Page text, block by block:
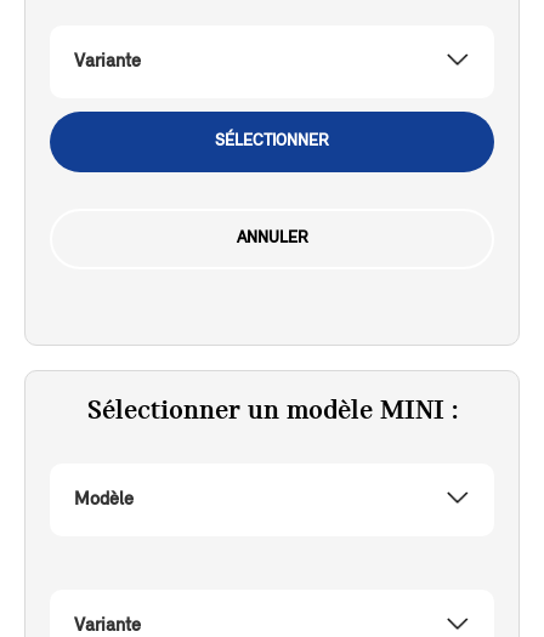
Variante
SÉLECTIONNER
ANNULER
Sélectionner un modèle MINI :
Modèle
Variante